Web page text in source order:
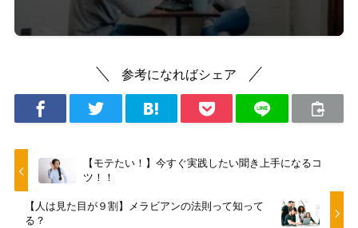
参考になればシェア
【モテたい！】今すぐ実践したい聞き上手になるコ
ツ！！
【人は見た目が９割】メラビアンの法則って知って
る？